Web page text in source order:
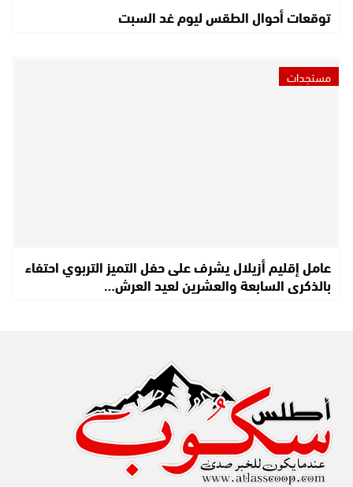
توقعات أحوال الطقس ليوم غد السبت
مستجدات
عامل إقليم أزيلال يشرف على حفل التميز التربوي احتفاء
بالذكرى السابعة والعشرين لعيد العرش…